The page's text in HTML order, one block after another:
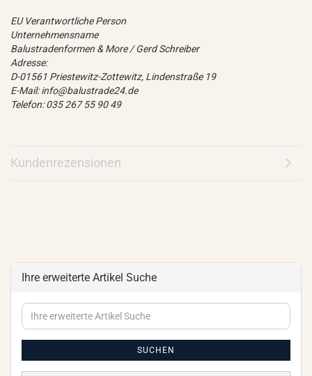
EU Verantwortliche Person
Unternehmensname
Balustradenformen & More / Gerd Schreiber
Adresse:
D-01561 Priestewitz-Zottewitz, Lindenstraße 19
E-Mail: info@balustrade24.de
Telefon: 035 267 55 90 49
Kundenrezensionen
Ihre erweiterte Artikel Suche
Ihre
erweiterte
SUCHEN